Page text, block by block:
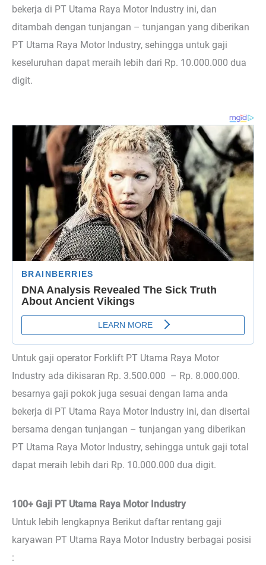
bekerja di PT Utama Raya Motor Industry ini, dan
ditambah dengan tunjangan – tunjangan yang diberikan
PT Utama Raya Motor Industry, sehingga untuk gaji
keseluruhan dapat meraih lebih dari Rp. 10.000.000 dua
digit.
Untuk gaji operator Forklift PT Utama Raya Motor
Industry ada dikisaran Rp. 3.500.000 – Rp. 8.000.000.
besarnya gaji pokok juga sesuai dengan lama anda
bekerja di PT Utama Raya Motor Industry ini, dan disertai
bersama dengan tunjangan – tunjangan yang diberikan
PT Utama Raya Motor Industry, sehingga untuk gaji total
dapat meraih lebih dari Rp. 10.000.000 dua digit.
100+ Gaji PT Utama Raya Motor Industry
Untuk lebih lengkapnya Berikut daftar rentang gaji
karyawan PT Utama Raya Motor Industry berbagai posisi
: